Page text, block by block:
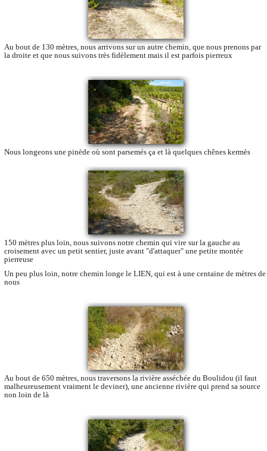
Au bout de 130 mètres, nous arrivons sur un autre chemin, que nous prenons par
la droite et que nous suivons très fidèlement mais il est parfois pierreux
Nous longeons une pinède où sont parsemés ça et là quelques chênes kermès
150 mètres plus loin, nous suivons notre chemin qui vire sur la gauche au
croisement avec un petit sentier, juste avant "d'attaquer" une petite montée
pierreuse
Un peu plus loin, notre chemin longe le LIEN, qui est à une centaine de mètres de
nous
Au bout de 650 mètres, nous traversons la rivière asséchée du Boulidou (il faut
malheureusement vraiment le deviner), une ancienne rivière qui prend sa source
non loin de là